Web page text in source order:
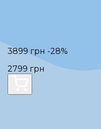
3899 грн -28%
2799 грн